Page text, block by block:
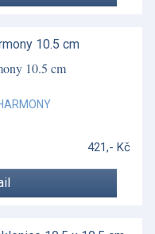
10.5 cm
421,- Kč